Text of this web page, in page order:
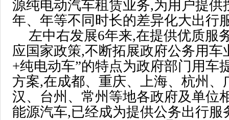
源纯电动汽车租赁业务,为用户提供
年、年等不同时长的差异化大出行
左中右发展6年来,在提供优质服
应国家政策,不断拓展政府公务用车
+纯电动车”的特点为政府部门用车
方案,在成都、重庆、上海、杭州、
汉、台州、常州等地各政府及单位
能源汽车,已经成为提供公务出行服